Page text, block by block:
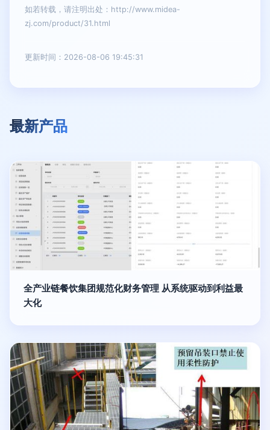
如若转载，请注明出处：http://www.midea-
zj.com/product/31.html
更新时间：2026-08-06 19:45:31
最新产品
全产业链餐饮集团规范化财务管理 从系统驱动到利益最
大化